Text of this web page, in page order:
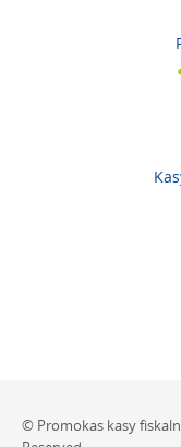
© Promokas kasy